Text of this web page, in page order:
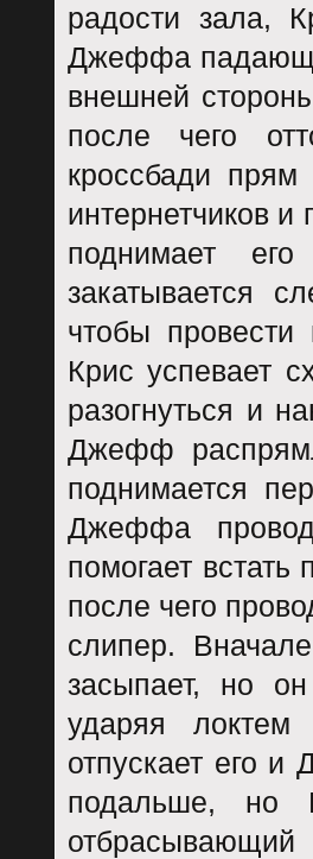
радости зала,
Джеффа
внешней
после чего
кроссбади
интернетчиков
поднимает
закатывается
чтобы
Крис успевает
разогнуться и
Джефф
поднимается
Джеффа
помогает встать
после чего
слипер.
засыпает, но
ударяя
отпускает его и
подальше, но